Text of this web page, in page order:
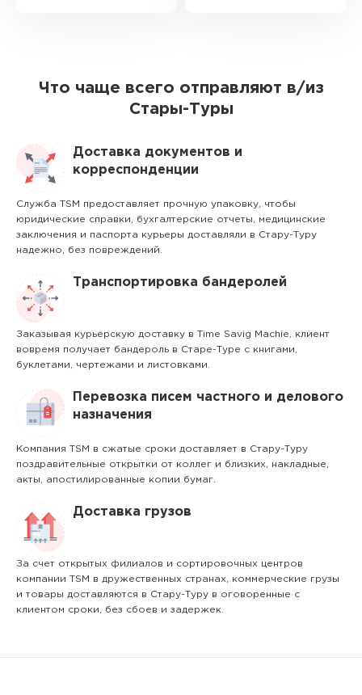
Что чаще всего отправляют в/из
Стары-Туры
Доставка документов и
корреспонденции
Служба TSM предоставляет прочную упаковку, чтобы
юридические справки, бухгалтерские отчеты, медицинские
заключения и паспорта курьеры доставляли в Стару-Туру
надежно, без повреждений.
Транспортировка бандеролей
Заказывая курьерскую доставку в Time Savig Machie, клиент
вовремя получает бандероль в Старе-Туре с книгами,
буклетами, чертежами и листовками.
Перевозка писем частного и делового
назначения
Компания TSM в сжатые сроки доставляет в Стару-Туру
поздравительные открытки от коллег и близких, накладные,
акты, апостилированные копии бумаг.
Доставка грузов
За счет открытых филиалов и сортировочных центров
компании TSM в дружественных странах, коммерческие грузы
и товары доставляются в Стару-Туру в оговоренные с
клиентом сроки, без сбоев и задержек.